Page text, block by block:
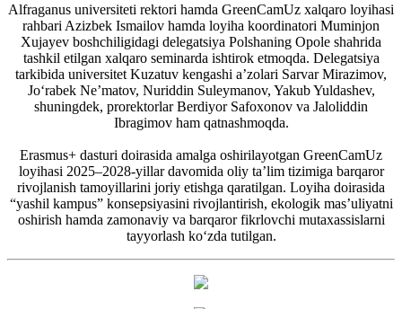
Alfraganus universiteti rektori hamda GreenCamUz xalqaro loyihasi
rahbari Azizbek Ismailov hamda loyiha koordinatori Muminjon
Xujayev boshchiligidagi delegatsiya Polshaning Opole shahrida
tashkil etilgan xalqaro seminarda ishtirok etmoqda. Delegatsiya
tarkibida universitet Kuzatuv kengashi a’zolari Sarvar Mirazimov,
Jo‘rabek Ne’matov, Nuriddin Suleymanov, Yakub Yuldashev,
shuningdek, prorektorlar Berdiyor Safoxonov va Jaloliddin
Ibragimov ham qatnashmoqda.
Erasmus+ dasturi doirasida amalga oshirilayotgan GreenCamUz
loyihasi 2025–2028-yillar davomida oliy ta’lim tizimiga barqaror
rivojlanish tamoyillarini joriy etishga qaratilgan. Loyiha doirasida
“yashil kampus” konsepsiyasini rivojlantirish, ekologik mas’uliyatni
oshirish hamda zamonaviy va barqaror fikrlovchi mutaxassislarni
tayyorlash ko‘zda tutilgan.